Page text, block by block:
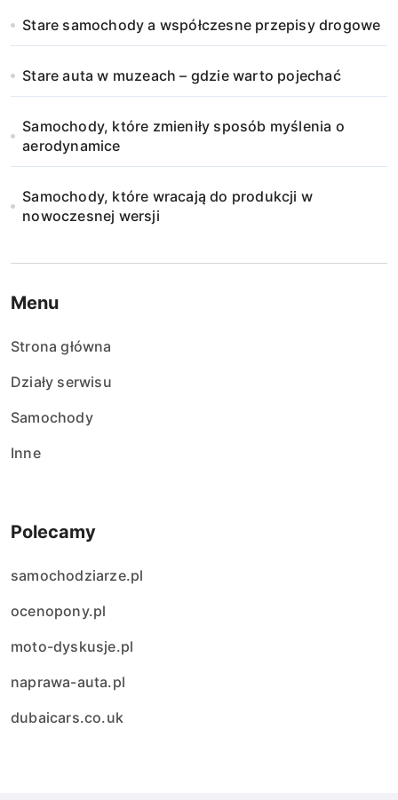
Stare samochody a współczesne przepisy drogowe
Stare auta w muzeach – gdzie warto pojechać
Samochody, które zmieniły sposób myślenia o
aerodynamice
Samochody, które wracają do produkcji w
nowoczesnej wersji
Menu
Strona główna
Działy serwisu
Samochody
Inne
Polecamy
samochodziarze.pl
ocenopony.pl
moto-dyskusje.pl
naprawa-auta.pl
dubaicars.co.uk